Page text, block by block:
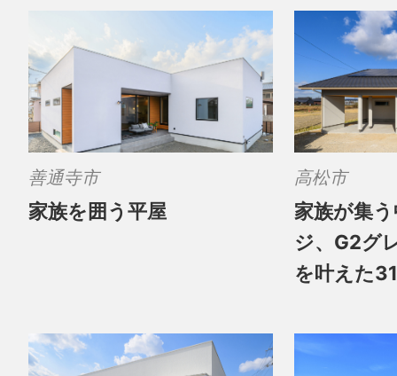
善通寺市
家族を囲う平屋
高松市
家族が集
ジ、G2グ
を叶えた